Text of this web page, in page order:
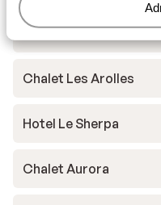
Hotel Les Mélèzes
Chalet Les Arolles
Hotel Le Sherpa
Chalet Aurora